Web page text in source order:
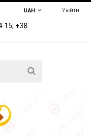
Увійти
UAH
15; +38